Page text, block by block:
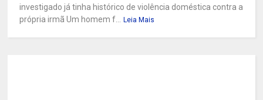
investigado já tinha histórico de violência doméstica contra a
própria irmã Um homem f...
Leia Mais